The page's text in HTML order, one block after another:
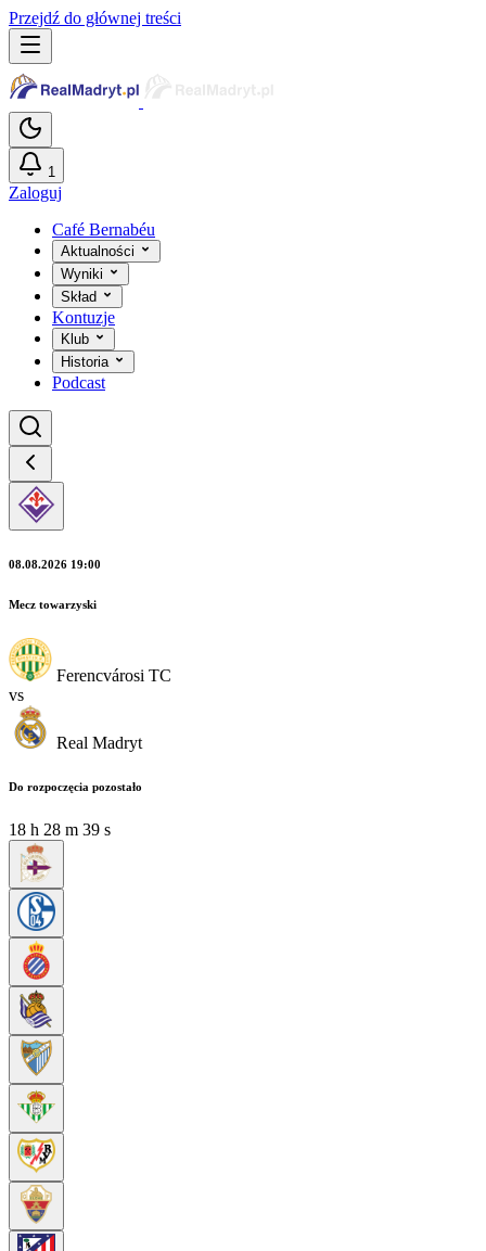
Przejdź do głównej treści
1
Zaloguj
Café Bernabéu
Aktualności
Wyniki
Skład
Kontuzje
Klub
Historia
Podcast
08.08.2026 19:00
Mecz towarzyski
Ferencvárosi TC
vs
Real Madryt
Do rozpoczęcia pozostało
18 h 28 m 39 s